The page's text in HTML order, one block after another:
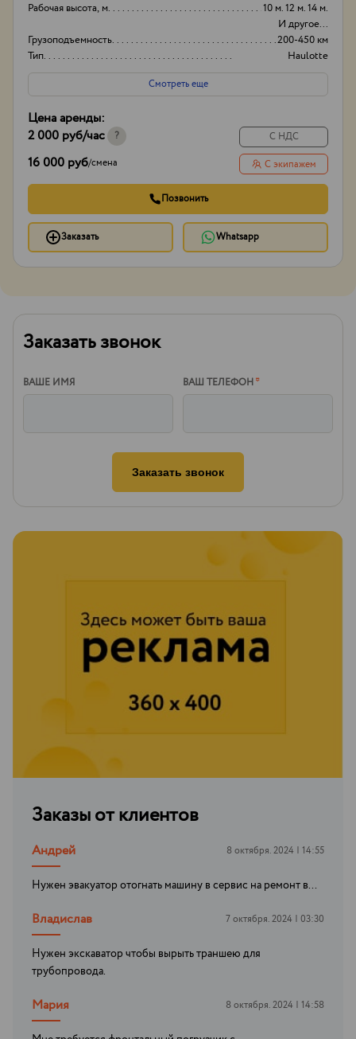
Рабочая высота, м
10 м. 12 м. 14 м.
И другое...
Грузоподъемность
200-450 км
Тип
Haulotte
Ножничные
Смотреть еще
Цена аренды:
2 000 руб/час ?
16 000 руб/смена
С НДС
С экипажем
Позвонить
Заказать Whatsapp
Заказать звонок
ВАШЕ ИМЯ ВАШ ТЕЛЕФОН*
Заказать звонок
Заказы от клиентов
Андрей 8 октября. 2024 | 14:55
Нужен эвакуатор отогнать машину в сервис на ремонт в...
Владислав 7 октября. 2024 | 03:30
Нужен экскаватор чтобы вырыть траншею для
трубопровода.
Мария 8 октября. 2024 | 14:58